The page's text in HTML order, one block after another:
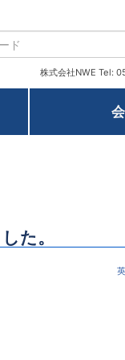
株式会社NWE Tel:
た。